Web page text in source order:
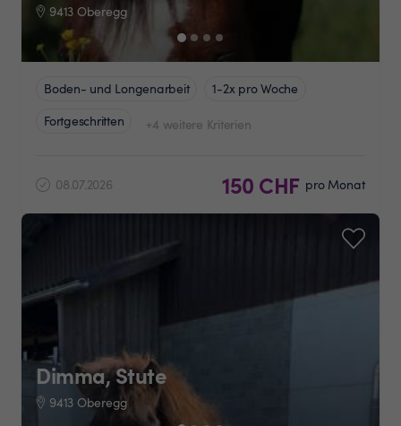
9413 Oberegg
Boden- und Longenarbeit
1-2x pro Woche
Fortgeschritten
+4 weitere Kriterien
08.07.2026 150 CHF pro Monat
Dimma, Stute
9413 Oberegg